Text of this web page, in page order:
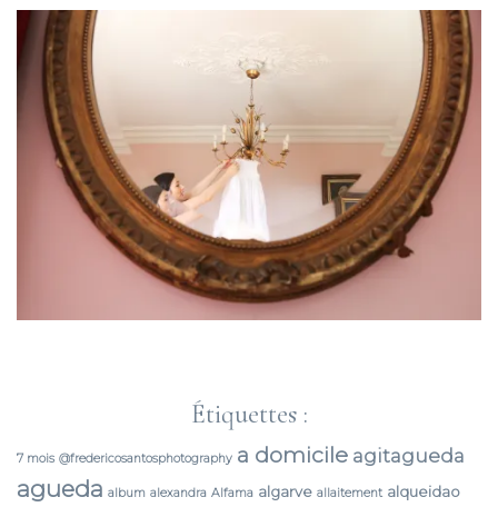
Étiquettes :
7 mois @fredericosantosphotography a domicile agitagueda
agueda album alexandra Alfama algarve allaitement alqueidao